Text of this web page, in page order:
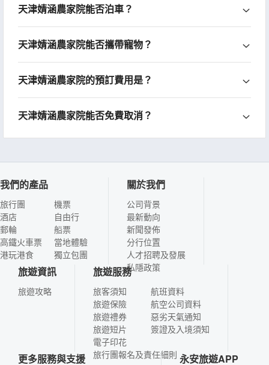
天津婧涵農家院能否泊車？
天津婧涵農家院能否攜帶寵物？
天津婧涵農家院的預訂費用是？
天津婧涵農家院能否免費取消？
我們的產品
旅行團
酒店
郵輪
高鐵火車票
港玩港食
機票
自由行
船票
當地體驗
獨立包團
關於我們
公司背景
最新動向
新聞發佈
分行位置
人才招聘及發展
私隱政策
旅遊資訊
旅遊攻略
旅遊服務
旅客須知
旅遊保險
旅遊禮券
旅遊短片
電子印花
航班資料
航空公司資料
惡劣天氣通知
簽證及入境須知
旅行團報名及責任細則
更多服務與支援 永安旅遊APP